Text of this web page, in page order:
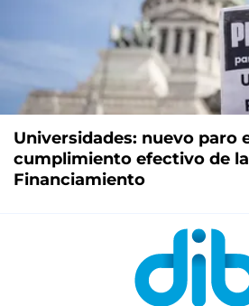
Universidades: nuevo paro
cumplimiento efectivo de
Financiamiento